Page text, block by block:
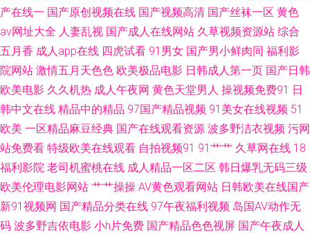
司机91 国内成人在线 九九视频网 91国内大片 操免片视频 国产精品日韩久久
久久伊人在线视频 香蕉视频黄色 97超碰青青 超碰碰碰96 黄色仓库91 欧美
色图小va 午夜男女AV 91黑丝免费 成人日韩国产 黄色DE网址 狼人综合va 午
夜剧场久久黄 91社区成人网站 操比超碰 岛国动作片 韩国啊v网址 玖草资源
在线 欧美日韩中文在线 日韩a卡一 五月天婷婷色色 91偷窥视频 成人AV资源
站 韩国成人社区 麻豆精久久 欧美性爱免费 午夜在线寂寞影院 91精品天堂
AV一二 成人福利黑料 韩国无码三级片a 青娱乐吧91 五月婷婷国产熟女 91内
产在线一 国产原创视频在线 国产视频高清 国产丝袜一区 黄色
av网址大全 人妻乱视 国产成人在线网站 久草视频资源站 综合
五月香 成人app在线 四虎试看 91男女 国产男小鲜肉同 福利影
院网站 激情五月天色色 欧美极品电影 日韩成人第一页 国产日韩
欧美电影 久久机热 成人午夜网 黄色天堂男人 操视频免费91 日
韩中文在线 精品中的精品 97国产精品视频 91美女在线视频 51
欧美 一区精品麻豆经典 国产在线观看资源 波多野洁衣视频 污网
站免费看 特级欧美在线观看 自拍视频91 91艹艹 久草网在线 18
福利影院 老司机蜜桃在线 成人精品一区二区 韩日爆乳无码三级
欧美伦理电影网站 艹艹操操 AV黄色观看网站 日韩欧美在线国产
新91视频网 国产精品分类在线 97午夜福利视频 岛国AV动作无
码 波多野吉依电影 小h片免费 国产精品色色视屏 国产午夜成人